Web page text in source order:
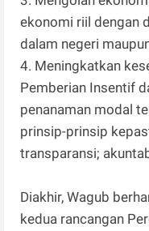
ekonomi riil dengan
dalam negeri
4. Meningkatkan
Pemberian Insentif
penanaman modal
prinsip-prinsip
transparansi;
Diakhir, Wagub
kedua rancangan